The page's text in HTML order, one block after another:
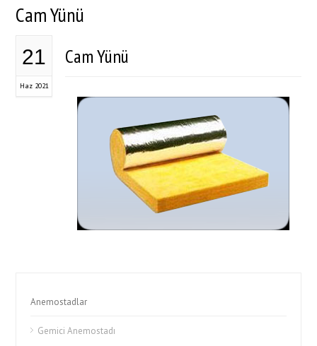
Cam Yünü
21
Haz 2021
Cam Yünü
Anemostadlar
Gemici Anemostadı